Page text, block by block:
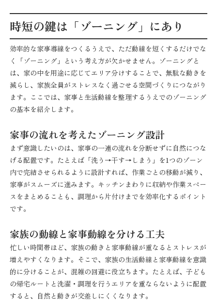
時短の鍵は「ゾーニング」にあり
効率的な家事導線をつくるうえで、ただ動線を短くするだけでな
く「ゾーニング」という考え方が欠かせません。ゾーニングと
は、家の中を用途に応じてエリア分けすることで、無駄な動きを
減らし、家族全員がストレスなく過ごせる空間づくりにつながり
ます。ここでは、家事と生活動線を整理するうえでのゾーニング
の基本を紹介します。
家事の流れを考えたゾーニング設計
まず意識したいのは、家事の一連の流れを分断せずに自然につな
げる配置です。たとえば「洗う→干す→しまう」を1つのゾーン
内で完結させられるように設計すれば、作業ごとの移動が減り、
家事がスムーズに進みます。キッチンまわりに収納や作業スペー
スをまとめることも、調理から片付けまでを効率化するポイント
です。
家族の動線と家事動線を分ける工夫
忙しい時間帯ほど、家族の動きと家事動線が重なるとストレスが
増えやすくなります。そこで、家族の生活動線と家事動線を意識
的に分けることが、混雑の回避に役立ちます。たとえば、子ども
の帰宅ルートと洗濯・調理を行うエリアを重ならないように配置
すると、自然と動きが交差しにくくなります。